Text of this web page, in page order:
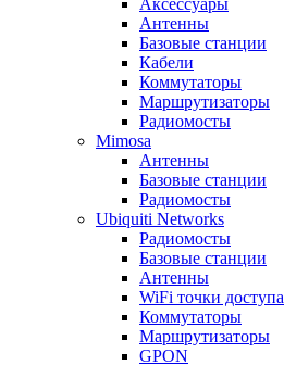
Аксессуары
Антенны
Базовые станции
Кабели
Коммутаторы
Маршрутизаторы
Радиомосты
Mimosa
Антенны
Базовые станции
Радиомосты
Ubiquiti Networks
Радиомосты
Базовые станции
Антенны
WiFi точки доступа
Коммутаторы
Маршрутизаторы
GPON